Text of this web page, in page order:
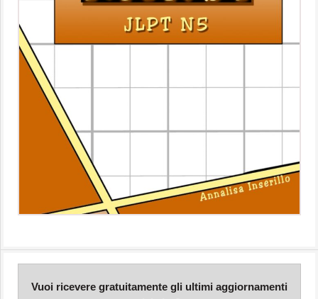
Vuoi ricevere gratuitamente gli ultimi aggiornamenti